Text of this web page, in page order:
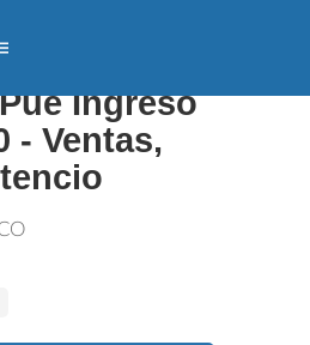
Grupal
Ingreso
- Ventas,